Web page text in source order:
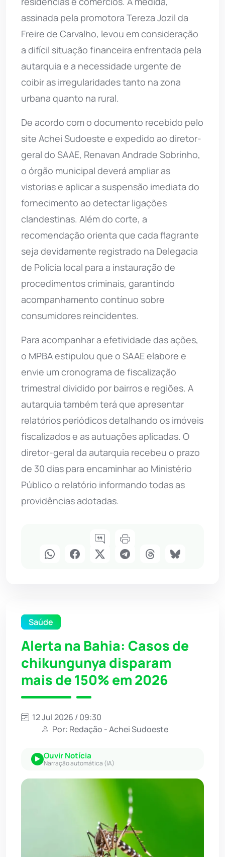
assinada pela promotora Tereza Jozil da
Freire de Carvalho, levou em consideração
a difícil situação financeira enfrentada pela
autarquia e a necessidade urgente de
coibir as irregularidades tanto na zona
urbana quanto na rural.
De acordo com o documento recebido pelo
site Achei Sudoeste e expedido ao diretor-
geral do SAAE, Renavan Andrade Sobrinho,
o órgão municipal deverá ampliar as
vistorias e aplicar a suspensão imediata do
fornecimento ao detectar ligações
clandestinas. Além do corte, a
recomendação orienta que cada flagrante
seja devidamente registrado na Delegacia
de Polícia local para a instauração de
procedimentos criminais, garantindo
acompanhamento contínuo sobre
consumidores reincidentes.
Para acompanhar a efetividade das ações,
o MPBA estipulou que o SAAE elabore e
envie um cronograma de fiscalização
trimestral dividido por bairros e regiões. A
autarquia também terá que apresentar
relatórios periódicos detalhando os imóveis
fiscalizados e as autuações aplicadas. O
diretor-geral da autarquia recebeu o prazo
de 30 dias para encaminhar ao Ministério
Público o relatório informando todas as
providências adotadas.
Saúde
Alerta na Bahia: Casos de
chikungunya disparam
mais de 150% em 2026
12 Jul 2026 / 09:30
Por: Redação - Achei Sudoeste
Ouvir Notícia
Narração automática (IA)